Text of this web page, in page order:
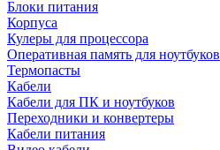
Блоки питания
Корпуса
Кулеры для процессора
Оперативная память для ноутбуков
Термопасты
Кабели
Кабели для ПК и ноутбуков
Переходники и конвертеры
Кабели питания